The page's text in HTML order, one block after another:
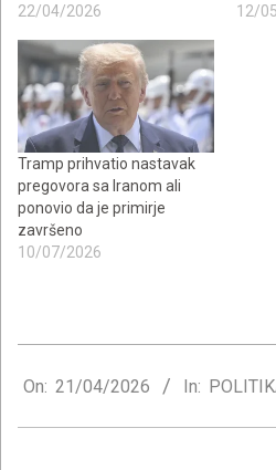
22/04/2026
12/
Tramp prihvatio nastavak
pregovora sa Iranom ali
ponovio da je primirje
završeno
10/07/2026
04-
On: 21/04/2026 In: